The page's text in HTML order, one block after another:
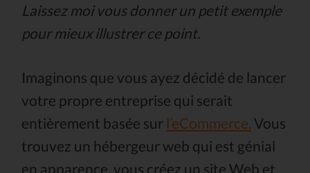
Laissez moi vous donner un petit exemple
pour mieux illustrer ce point.
Imaginons que vous ayez décidé de lancer
votre propre entreprise qui serait
entièrement basée sur l’eCommerce. Vous
trouvez un hébergeur web qui est génial
en apparence, vous créez un site Web et